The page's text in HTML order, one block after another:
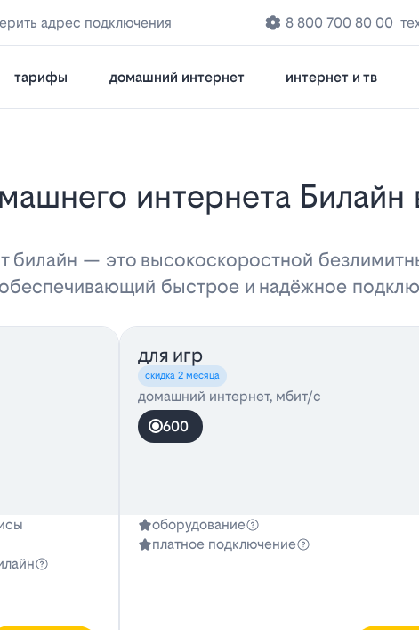
адрес подключения 8 800 700 80 00
тарифы домашний интернет интернет и тв
билайн — это высокоскоростной
быстрое и надёжное
для игр
скидка 2 месяца
домашний интернет, мбит/с
600
оборудование
платное подключение